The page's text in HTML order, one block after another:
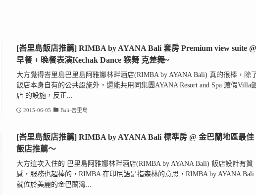
[峇里島飯店推薦] RIMBA by AYANA Bali 套房 Premium view suite @
早餐 + 晚餐表演Kechak Dance 猴舞 克差舞~
大方覺得峇里島巴里島阿雅娜林畔酒店(RIMBA by AYANA Bali) 真的很棒，除
飯店本身自有的公共設施外，還能共用同集團AYANA Resort and Spa 渡假Villa
店 的設施，反正...
2015-06-05 Bali-峇里島
[峇里島飯店推薦] RIMBA by AYANA Bali 標準房 @ 金巴蘭地區最佳
飯店推薦～
大方這次入住的 巴里島阿雅娜林畔酒店(RIMBA by AYANA Bali) 飯店設計有質
感，服務也超棒的，RIMBA 在印尼語是指森林的意思，RIMBA by AYANA Bali
就位於美麗的金巴蘭灣...